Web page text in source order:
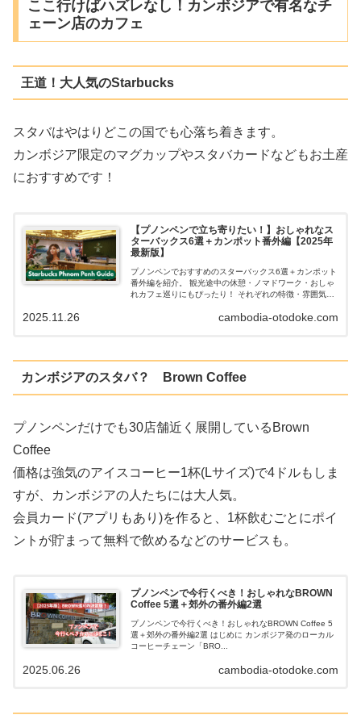
ここ行けばハズレなし！カンボジアで有名なチ
ェーン店のカフェ
王道！大人気のStarbucks
スタバはやはりどこの国でも心落ち着きます。
カンボジア限定のマグカップやスタバカードなどもお土産
におすすめです！
【プノンペンで立ち寄りたい！】おしゃれなス
ターバックス6選＋カンポット番外編【2025年
最新版】
プノンペンでおすすめのスターバックス6選＋カンポット
番外編を紹介。 観光途中の休憩・ノマドワーク・おしゃ
れカフェ巡りにもぴったり！ それぞれの特徴・雰囲気・
cambodia-otodoke.com
2025.11.26
カンボジアのスタバ？ Brown Coffee
プノンペンだけでも30店舗近く展開しているBrown
Coffee
価格は強気のアイスコーヒー1杯(Lサイズ)で4ドルもしま
すが、カンボジアの人たちには大人気。
会員カード(アプリもあり)を作ると、1杯飲むごとにポイ
ントが貯まって無料で飲めるなどのサービスも。
プノンペンで今行くべき！おしゃれなBROWN
Coffee 5選＋郊外の番外編2選
プノンペンで今行くべき！おしゃれなBROWN Coffee 5
選＋郊外の番外編2選 はじめに カンボジア発のローカル
コーヒーチェーン「BRO...
cambodia-otodoke.com
2025.06.26